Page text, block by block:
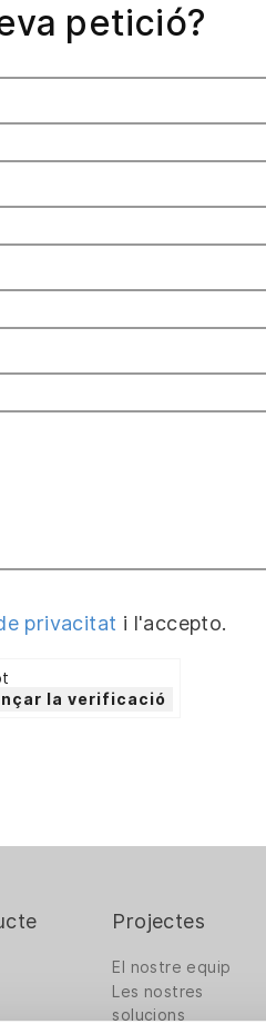
petició?
privacitat i l'accepto.
la verificació
Projectes
El nostre equip
Les nostres
solucions